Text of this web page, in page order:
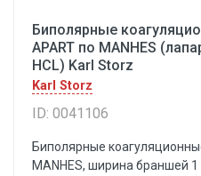
Биполярные
APART по MANHES
HCL) Karl Storz
Karl Storz
ID: 0041106
Биполярные
MANHES, ширина браншей